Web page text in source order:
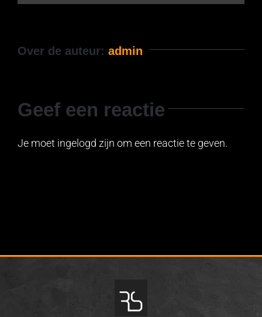
Over de auteur: admin
Geef een reactie
Je moet ingelogd zijn om een reactie te geven.